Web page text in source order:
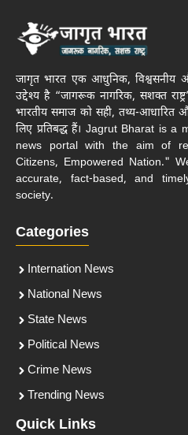
जागृत भारत एक आधुनिक, विश्वसनीय
उद्देश्य है “जागरूक नागरिक, सशक्त
भारतीय समाज को सही, तथ्य-आधारित
लिए प्रतिबद्ध हैं। Jagrut Bharat is
news portal with the aim of
Citizens, Empowered Nation."
accurate, fact-based, and
society.
Categories
Internation News
National News
State News
Political News
Crime News
Trending News
Quick Links